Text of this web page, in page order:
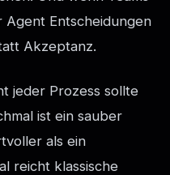
Entscheidungen
Akzeptanz.
jeder Prozess sollte
ist ein sauber
als ein
reicht klassische